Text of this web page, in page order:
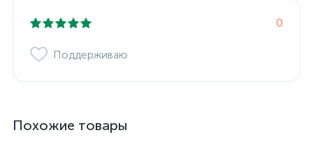
0
Поддерживаю
Похожие товары